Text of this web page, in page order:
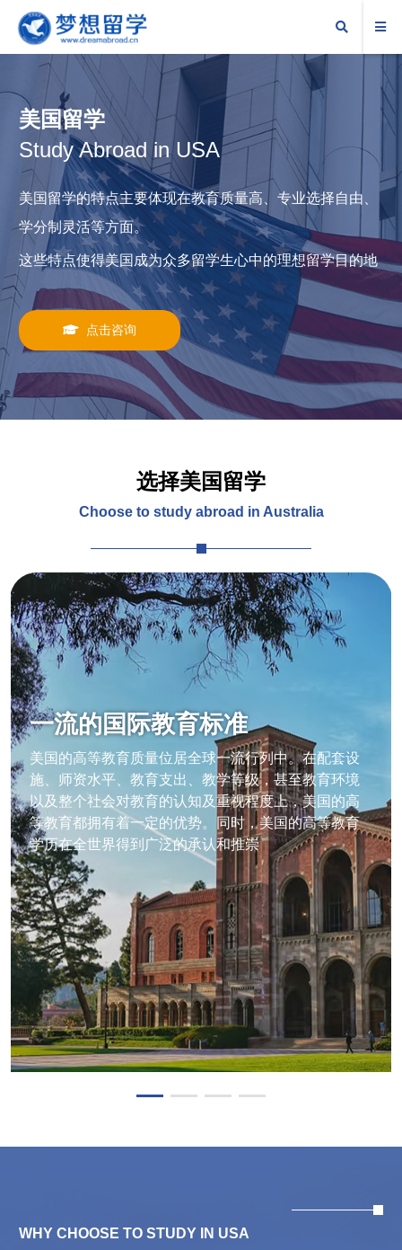
美国留学
Study Abroad in USA
美国留学的特点主要体现在教育质量高、专业选择自由、
学分制灵活等方面。
这些特点使得美国成为众多留学生心中的理想留学目的地
点击咨询
选择美国留学
Choose to study abroad in Australia
一流的国际教育标准
美国的高等教育质量位居全球一流行列中。在配套设
施、师资水平、教育支出、教学等级，甚至教育环境
以及整个社会对教育的认知及重视程度上，美国的高
等教育都拥有着一定的优势。同时，美国的高等教育
学历在全世界得到广泛的承认和推崇
WHY CHOOSE TO STUDY IN USA